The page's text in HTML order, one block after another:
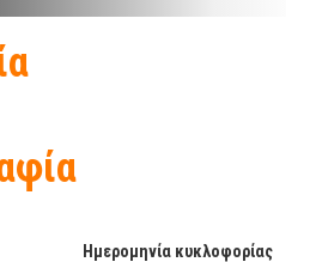
Ημερομηνία κυκλοφορίας